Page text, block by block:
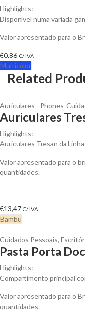
Highlights:
Disponível numa variada
Valor apresentado para o
€0,86 C/ IVA
Multicolor
Related
Auriculares - Phones,
Auriculares
Highlights:
Auriculares Tresan da
Valor apresentado para o
quantidades.
€13,47 C/ IVA
Bambu
Cuidados Pessoais,
Pasta Porta
Highlights:
Compartimento principal
Valor apresentado para o
quantidades.